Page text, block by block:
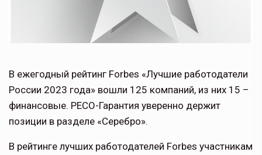
В ежегодный рейтинг Forbes «Лучшие работодатели
России 2023 года» вошли 125 компаний, из них 15 –
финансовые. РЕСО-Гарантия уверенно держит
позиции в разделе «Серебро».
В рейтинге лучших работодателей Forbes участникам